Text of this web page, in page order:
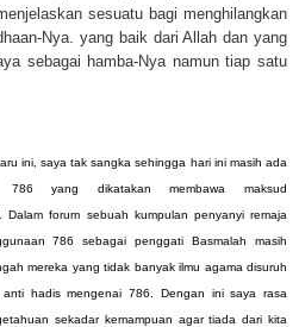
sesuatu bagi menghilangkan
Nya. yang baik dari Allah dan yang
sebagai hamba-Nya namun tiap satu
ini, saya tak sangka sehingga hari ini masih ada
yang dikatakan membawa maksud
. Dalam forum sebuah kumpulan penyanyi remaja
786 sebagai penggati Basmalah masih
mereka yang tidak banyak ilmu agama disuruh
hadis mengenai 786. Dengan ini saya rasa
sekadar kemampuan agar tiada dari kita